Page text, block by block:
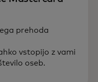
prehoda
vstopijo z vami
oseb.